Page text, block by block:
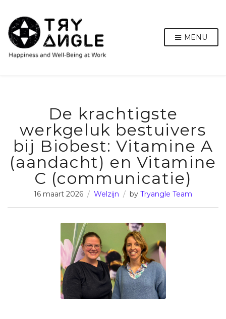
MENU
De krachtigste
werkgeluk bestuivers
bij Biobest: Vitamine A
(aandacht) en Vitamine
C (communicatie)
16 maart 2026 Welzijn by Tryangle Team